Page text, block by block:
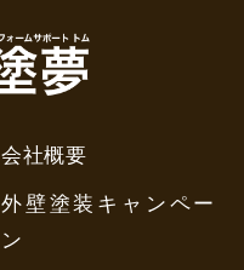
会社概要
外壁塗装キャンペー
ン